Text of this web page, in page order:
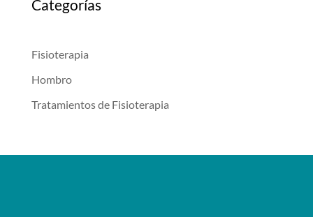
Categorías
Fisioterapia
Hombro
Tratamientos de Fisioterapia